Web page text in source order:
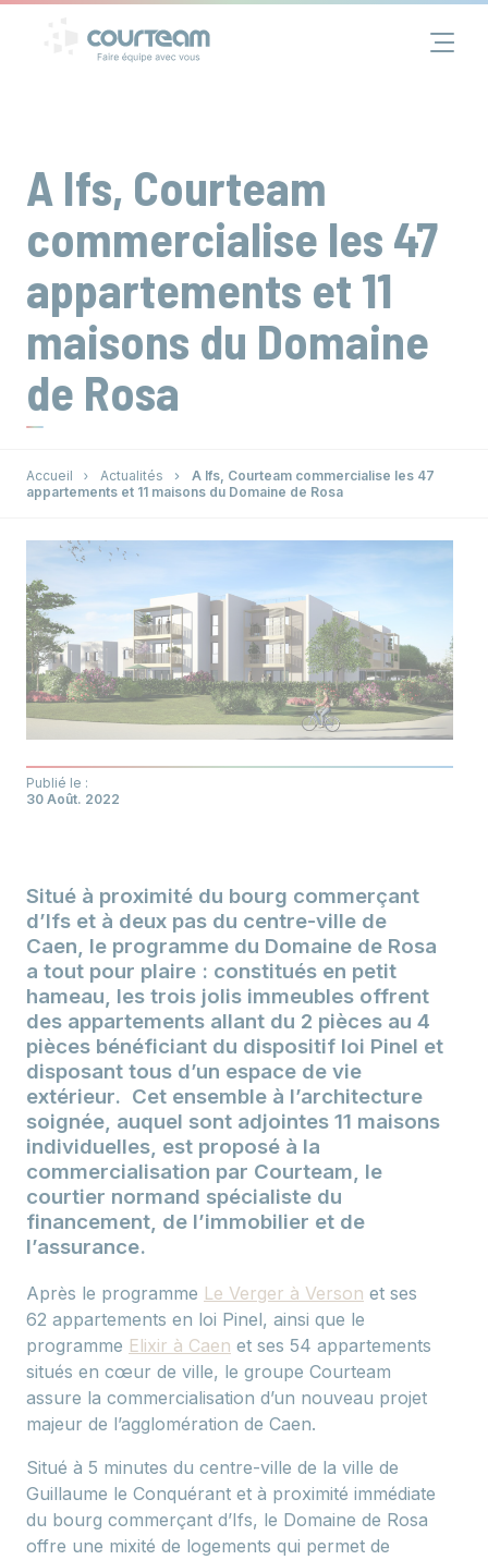
Assurance
Actualités
Contact
A Ifs, Courteam
commercialise les 47
appartements et 11
maisons du Domaine
de Rosa
Accueil Actualités
A Ifs, Courteam commercialise les 47
appartements et 11 maisons du Domaine de Rosa
Publié le :
30 Août. 2022
Situé à proximité du bourg commerçant
d’Ifs et à deux pas du centre-ville de
Caen, le programme du Domaine de Rosa
a tout pour plaire : constitués en petit
hameau, les trois jolis immeubles offrent
des appartements allant du 2 pièces au 4
pièces bénéficiant du dispositif loi Pinel et
disposant tous d’un espace de vie
extérieur. Cet ensemble à l’architecture
soignée, auquel sont adjointes 11 maisons
individuelles, est proposé à la
commercialisation par Courteam, le
courtier normand spécialiste du
financement, de l’immobilier et de
l’assurance.
Après le programme Le Verger à Verson et ses
62 appartements en loi Pinel, ainsi que le
programme Elixir à Caen et ses 54 appartements
situés en cœur de ville, le groupe Courteam
assure la commercialisation d’un nouveau projet
majeur de l’agglomération de Caen.
Situé à 5 minutes du centre-ville de la ville de
Guillaume le Conquérant et à proximité immédiate
du bourg commerçant d’Ifs, le Domaine de Rosa
offre une mixité de logements qui permet de
Panneau de gestion des cookies